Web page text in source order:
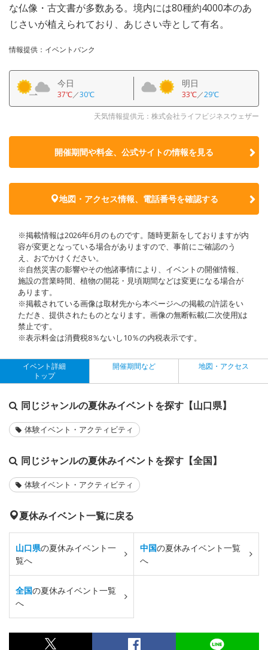
な仏像・古文書が多数ある。境内には80種約4000本のあ
じさいが植えられており、あじさい寺として有名。
情報提供：イベントバンク
今日
37℃／30℃
明日
33℃／29℃
天気情報提供元：株式会社ライフビジネスウェザー
開催期間や料金、公式サイトの情報を見る
地図・アクセス情報、電話番号を確認する
※掲載情報は2026年6月のものです。随時更新をしておりますが内
容が変更となっている場合がありますので、事前にご確認のう
え、おでかけください。
※自然災害の影響やその他諸事情により、イベントの開催情報、
施設の営業時間、植物の開花・見頃期間などは変更になる場合が
あります。
※掲載されている画像は取材先から本ページへの掲載の許諾をい
ただき、提供されたものとなります。画像の無断転載(二次使用)は
禁止です。
※表示料金は消費税8％ないし10％の内税表示です。
イベント詳細
トップ
開催期間など 地図・アクセス
同じジャンルの夏休みイベントを探す【山口県】
体験イベント・アクティビティ
同じジャンルの夏休みイベントを探す【全国】
体験イベント・アクティビティ
夏休みイベント一覧に戻る
山口県の夏休みイベント一
覧へ
中国の夏休みイベント一覧
へ
全国の夏休みイベント一覧
へ